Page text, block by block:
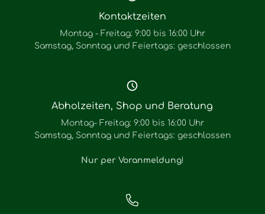
Kontaktzeiten
Montag - Freitag: 9:00 bis 16:00 Uhr
Samstag, Sonntag und Feiertags: geschlossen
Abholzeiten, Shop und Beratung
Montag- Freitag: 9:00 bis 16:00 Uhr
Samstag, Sonntag und Feiertags: geschlossen
Nur per Voranmeldung!